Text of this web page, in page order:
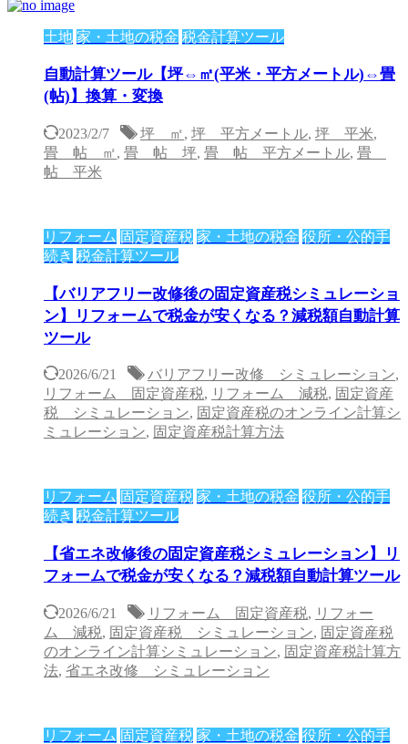
土地 家・土地の税金 税金計算ツール
自動計算ツール【坪⇔㎡(平米・平方メートル)⇔畳
(帖)】換算・変換
2023/2/7 坪 ㎡, 坪 平方メートル, 坪 平米,
畳 帖 ㎡, 畳 帖 坪, 畳 帖 平方メートル, 畳
帖 平米
リフォーム 固定資産税 家・土地の税金 役所・公的手
続き 税金計算ツール
【バリアフリー改修後の固定資産税シミュレーショ
ン】リフォームで税金が安くなる？減税額自動計算
ツール
2026/6/21 バリアフリー改修 シミュレーション,
リフォーム 固定資産税, リフォーム 減税, 固定資産
税 シミュレーション, 固定資産税のオンライン計算シ
ミュレーション, 固定資産税計算方法
リフォーム 固定資産税 家・土地の税金 役所・公的手
続き 税金計算ツール
【省エネ改修後の固定資産税シミュレーション】リ
フォームで税金が安くなる？減税額自動計算ツール
2026/6/21 リフォーム 固定資産税, リフォー
ム 減税, 固定資産税 シミュレーション, 固定資産税
のオンライン計算シミュレーション, 固定資産税計算方
法, 省エネ改修 シミュレーション
リフォーム 固定資産税 家・土地の税金 役所・公的手